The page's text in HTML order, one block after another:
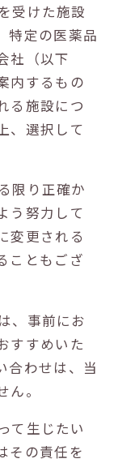
受けた施設
特定の医薬品
社（以下
内するもの
る施設につ
、選択して
限り正確か
う努力して
変更される
こともござ
、事前にお
すすめいた
合わせは、当
。
て生じたい
その責任を